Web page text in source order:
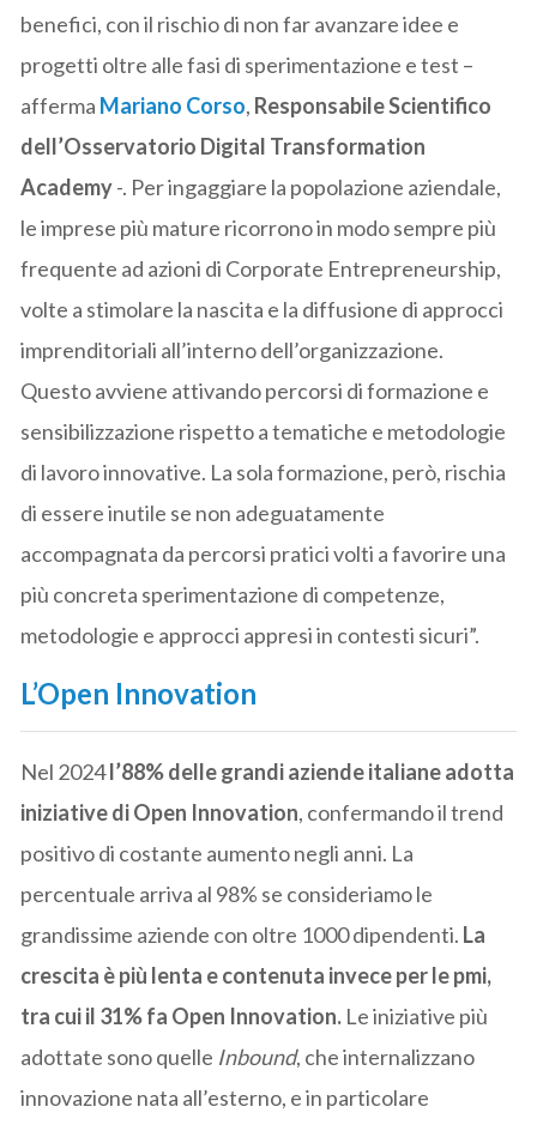
benefici, con il rischio di non far avanzare idee e
progetti oltre alle fasi di sperimentazione e test –
afferma Mariano Corso, Responsabile Scientifico
dell’Osservatorio Digital Transformation
Academy-. Per ingaggiare la popolazione aziendale,
le imprese più mature ricorrono in modo sempre più
frequente ad azioni di Corporate Entrepreneurship,
volte a stimolare la nascita e la diffusione di approcci
imprenditoriali all’interno dell’organizzazione.
Questo avviene attivando percorsi di formazione e
sensibilizzazione rispetto a tematiche e metodologie
di lavoro innovative. La sola formazione, però, rischia
di essere inutile se non adeguatamente
accompagnata da percorsi pratici volti a favorire una
più concreta sperimentazione di competenze,
metodologie e approcci appresi in contesti sicuri”.
L’Open Innovation
Nel 2024l’88% delle grandi aziende italiane adotta
iniziative di Open Innovation, confermando il trend
positivo di costante aumento negli anni. La
percentuale arriva al 98% se consideriamo le
grandissime aziende con oltre 1000 dipendenti. La
crescita è più lenta e contenuta invece per le pmi,
tra cui il 31% fa Open Innovation. Le iniziative più
adottate sono quelle Inbound, che internalizzano
innovazione nata all’esterno, e in particolare